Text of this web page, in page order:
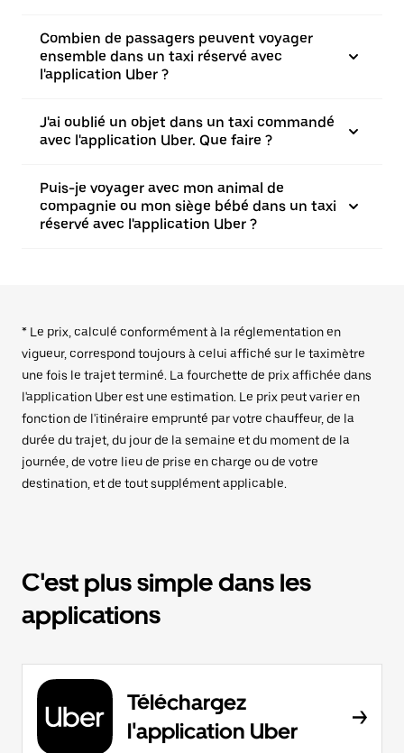
Combien de passagers peuvent voyager
ensemble dans un taxi réservé avec
l'application Uber ?
J'ai oublié un objet dans un taxi commandé
avec l'application Uber. Que faire ?
Puis-je voyager avec mon animal de
compagnie ou mon siège bébé dans un taxi
réservé avec l'application Uber ?
* Le prix, calculé conformément à la réglementation en
vigueur, correspond toujours à celui affiché sur le taximètre
une fois le trajet terminé. La fourchette de prix affichée dans
l'application Uber est une estimation. Le prix peut varier en
fonction de l'itinéraire emprunté par votre chauffeur, de la
durée du trajet, du jour de la semaine et du moment de la
journée, de votre lieu de prise en charge ou de votre
destination, et de tout supplément applicable.
C'est plus simple dans les
applications
Téléchargez
l'application Uber